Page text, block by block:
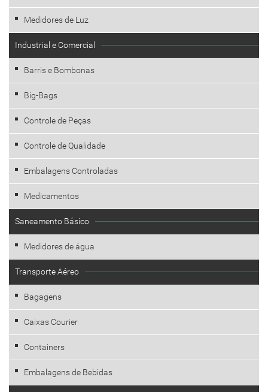
Medidores de Luz
Industrial e Comercial
Barris e Bombonas
Big-Bags
Controle de Peças
Controle de Qualidade
Embalagens Controladas
Medicamentos
Saneamento Básico
Medidores de água
Transporte Aéreo
Bagagens
Caixas Courier
Containers
Embalagens de Bebidas